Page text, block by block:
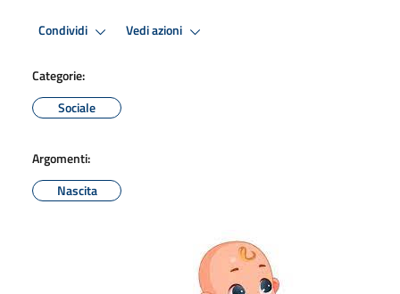
Condividi Vedi azioni
Categorie:
Sociale
Argomenti:
Nascita